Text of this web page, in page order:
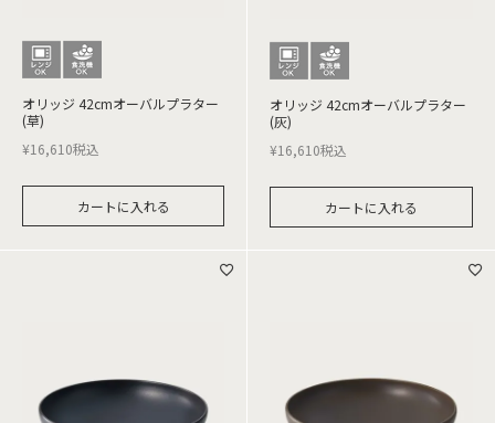
オリッジ 42cmオーバルプラター
(草)
¥16,610税込
カートに入れる
オリッジ 42cmオーバルプラター
(灰)
¥16,610税込
カートに入れる